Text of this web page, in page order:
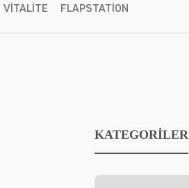
VITALITE FLAPSTATION
KATEGORİLER